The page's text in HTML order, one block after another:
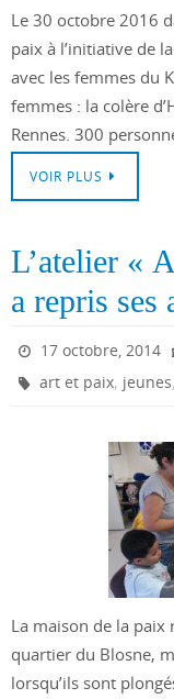
Le 30 octobre 2016
paix à l’initiative de
avec les femmes du
femmes : la colère
Rennes. 300
VOIR PLUS
L’atelier «
a repris ses
17 octobre, 2014
art et paix, jeunes,
La maison de la paix
quartier du Blosne,
lorsqu’ils sont